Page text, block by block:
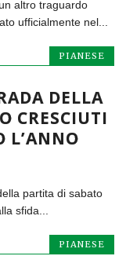
altro traguardo
ufficialmente nel...
PIANESE
DELLA
CRESCIUTI
L’ANNO
partita di sabato
sfida...
PIANESE